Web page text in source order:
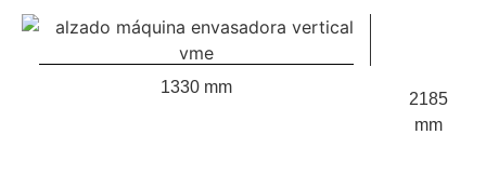
1330 mm
2185
mm